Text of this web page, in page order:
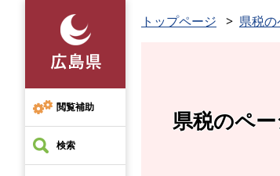
先
頭
で
す
閲覧補助
検索
トップページ 県税
県税のペ